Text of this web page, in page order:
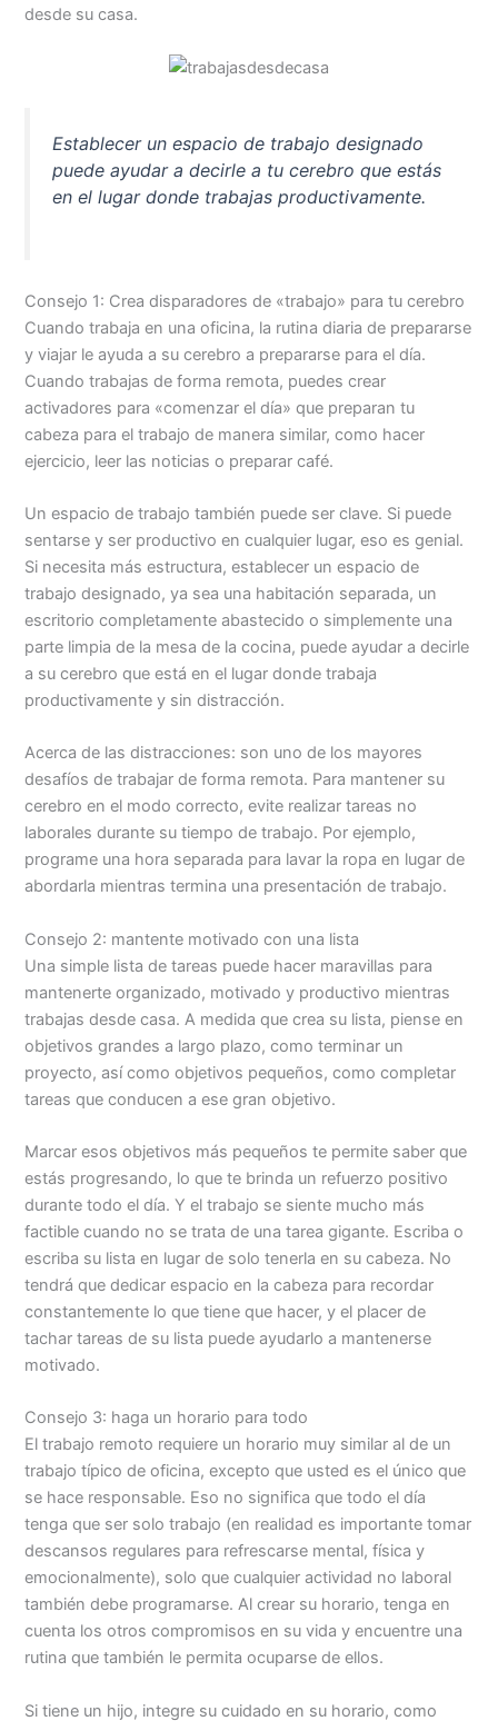
desde su casa.
Establecer un espacio de trabajo designado
puede ayudar a decirle a tu cerebro que estás
en el lugar donde trabajas productivamente.
Consejo 1: Crea disparadores de «trabajo» para tu cerebro
Cuando trabaja en una oficina, la rutina diaria de prepararse
y viajar le ayuda a su cerebro a prepararse para el día.
Cuando trabajas de forma remota, puedes crear
activadores para «comenzar el día» que preparan tu
cabeza para el trabajo de manera similar, como hacer
ejercicio, leer las noticias o preparar café.
Un espacio de trabajo también puede ser clave. Si puede
sentarse y ser productivo en cualquier lugar, eso es genial.
Si necesita más estructura, establecer un espacio de
trabajo designado, ya sea una habitación separada, un
escritorio completamente abastecido o simplemente una
parte limpia de la mesa de la cocina, puede ayudar a decirle
a su cerebro que está en el lugar donde trabaja
productivamente y sin distracción.
Acerca de las distracciones: son uno de los mayores
desafíos de trabajar de forma remota. Para mantener su
cerebro en el modo correcto, evite realizar tareas no
laborales durante su tiempo de trabajo. Por ejemplo,
programe una hora separada para lavar la ropa en lugar de
abordarla mientras termina una presentación de trabajo.
Consejo 2: mantente motivado con una lista
Una simple lista de tareas puede hacer maravillas para
mantenerte organizado, motivado y productivo mientras
trabajas desde casa. A medida que crea su lista, piense en
objetivos grandes a largo plazo, como terminar un
proyecto, así como objetivos pequeños, como completar
tareas que conducen a ese gran objetivo.
Marcar esos objetivos más pequeños te permite saber que
estás progresando, lo que te brinda un refuerzo positivo
durante todo el día. Y el trabajo se siente mucho más
factible cuando no se trata de una tarea gigante. Escriba o
escriba su lista en lugar de solo tenerla en su cabeza. No
tendrá que dedicar espacio en la cabeza para recordar
constantemente lo que tiene que hacer, y el placer de
tachar tareas de su lista puede ayudarlo a mantenerse
motivado.
Consejo 3: haga un horario para todo
El trabajo remoto requiere un horario muy similar al de un
trabajo típico de oficina, excepto que usted es el único que
se hace responsable. Eso no significa que todo el día
tenga que ser solo trabajo (en realidad es importante tomar
descansos regulares para refrescarse mental, física y
emocionalmente), solo que cualquier actividad no laboral
también debe programarse. Al crear su horario, tenga en
cuenta los otros compromisos en su vida y encuentre una
rutina que también le permita ocuparse de ellos.
Si tiene un hijo, integre su cuidado en su horario, como